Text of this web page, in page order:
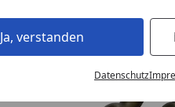
Ja, verstanden
Datenschutz